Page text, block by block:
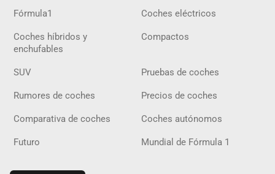
Fórmula1 Coches eléctricos
Coches híbridos y
enchufables
Compactos
SUV Pruebas de coches
Rumores de coches Precios de coches
Comparativa de coches Coches autónomos
Futuro Mundial de Fórmula 1